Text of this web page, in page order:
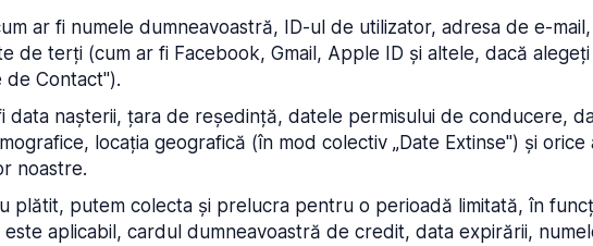
ar fi numele dumneavoastră, ID-ul de utilizator, adresa de e-
de terți (cum ar fi Facebook, Gmail, Apple ID și altele, dacă
de Contact").
data nașterii, țara de reședință, datele permisului de conducere,
locația geografică (în mod colectiv „Date Extinse") și
noastre.
plătit, putem colecta și prelucra pentru o perioadă limitată, în
aplicabil, cardul dumneavoastră de credit, data expirării,